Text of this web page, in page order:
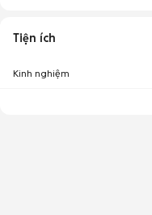
Tiện ích
Kinh nghiệm